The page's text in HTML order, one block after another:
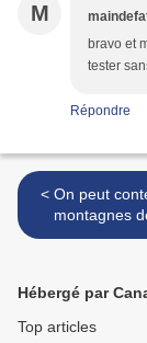
M
bravo et
tester
Répondre
< On peut contempler les
montagnes
Hébergé par
Top articles